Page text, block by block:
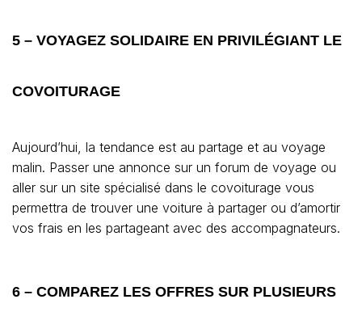
5 – VOYAGEZ SOLIDAIRE EN PRIVILÉGIANT LE
COVOITURAGE
Aujourd’hui, la tendance est au partage et au voyage
malin. Passer une annonce sur un forum de voyage ou
aller sur un site spécialisé dans le covoiturage vous
permettra de trouver une voiture à partager ou d’amortir
vos frais en les partageant avec des accompagnateurs.
6 – COMPAREZ LES OFFRES SUR PLUSIEURS